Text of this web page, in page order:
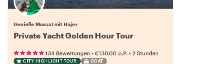
Genieße Muscat mit Hajer
Private Yacht Golden Hour Tour
134 Bewertungen • €130.00 p.P. • 2 Stunden
CITY HIGHLIGHT TOUR
BOAT